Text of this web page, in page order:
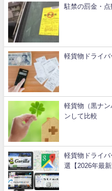
駐禁の罰金・
軽貨物ドライ
軽貨物（黒ナン
ンして比較
軽貨物ドライ
選【2026年最新